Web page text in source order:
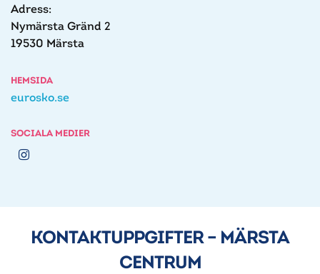
Adress:
Nymärsta Gränd 2
19530 Märsta
HEMSIDA
eurosko.se
SOCIALA MEDIER
KONTAKTUPPGIFTER – MÄRSTA
CENTRUM